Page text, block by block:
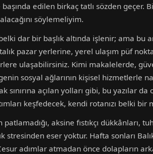
edilen birkaç tatlı sözden geçer.
söylemeliyim.
dar bir başlık altında işlenir; ama bu
pazar yerlerine, yerel ulaşım püf
ulaşabilirsiniz. Kimi makalelerde,
sosyal ağlarının kişisel hizmetlerle
sınırına açılan yolları gibi, bu yazılar
keşfedecek, kendi rotanızı belki bir
aksine fıstıkçı dükkânları,
stresinden eser yoktur. Hafta sonları
adımlar atmadan önce dolapların